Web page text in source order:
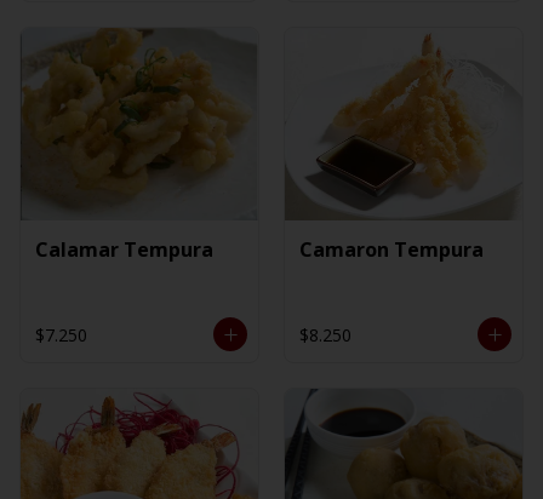
Calamar Tempura
$7.250
Camaron Tempura
$8.250